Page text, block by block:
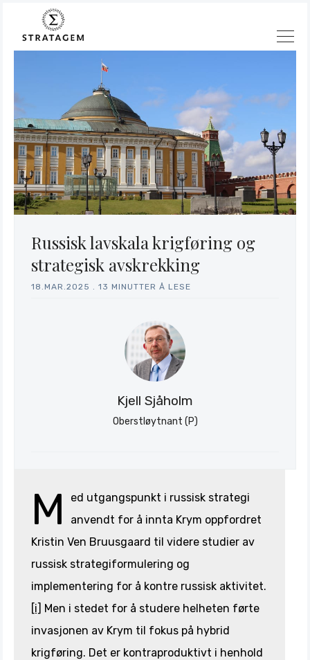
Stratagem
Russisk lavskala krigføring og
strategisk avskrekking
18.MAR.2025 13 MINUTTER Å LESE
Kjell Sjåholm
Oberstløytnant (P)
M
ed utgangspunkt i russisk strategi
anvendt for å innta Krym oppfordret
Kristin Ven Bruusgaard til videre studier av
russisk strategiformulering og
implementering for å kontre russisk aktivitet.
[i] Men i stedet for å studere helheten førte
invasjonen av Krym til fokus på hybrid
krigføring. Det er kontraproduktivt i henhold